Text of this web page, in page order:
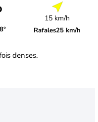
15 km/h
Rafales25 km/h
denses.